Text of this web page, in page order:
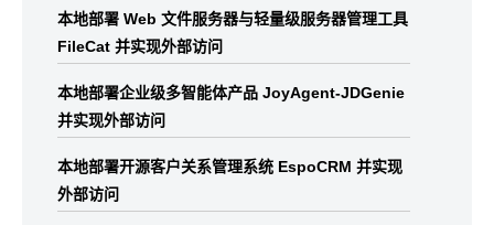
本地部署 Web 文件服务器与轻量级服务器管理工具
FileCat 并实现外部访问
本地部署企业级多智能体产品 JoyAgent-JDGenie
并实现外部访问
本地部署开源客户关系管理系统 EspoCRM 并实现
外部访问